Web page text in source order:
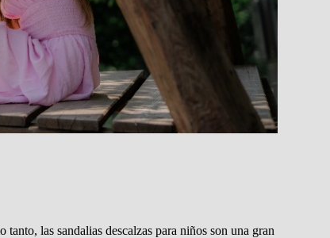
las sandalias descalzas para niños son una gran